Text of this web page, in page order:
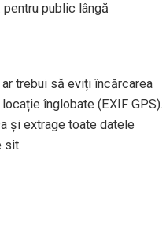
public lângă
trebui să eviți încărcarea
înglobate (EXIF GPS).
și extrage toate datele
sit.